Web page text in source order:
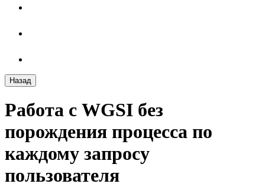
Назад
Работа с WGSI без
порождения процесса по
каждому запросу
пользователя